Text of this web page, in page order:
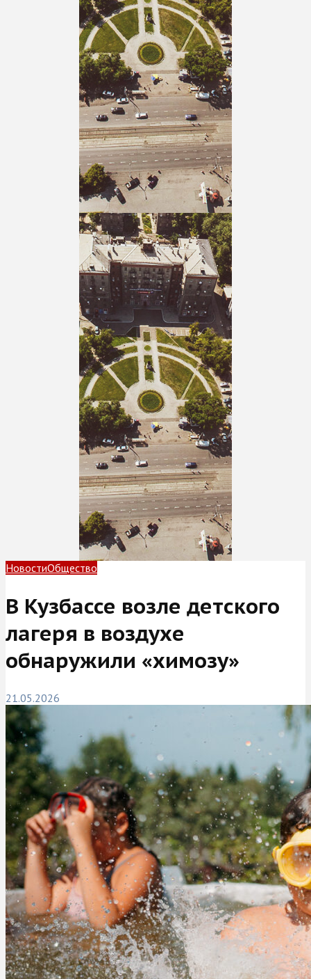
НовостиОбщество
В Кузбассе возле детского
лагеря в воздухе
обнаружили «химозу»
21.05.2026